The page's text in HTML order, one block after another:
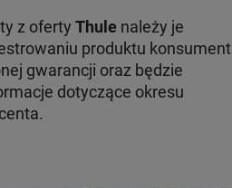
z oferty Thulenależy je
produktu konsument
gwarancji oraz będzie
dotyczące okresu